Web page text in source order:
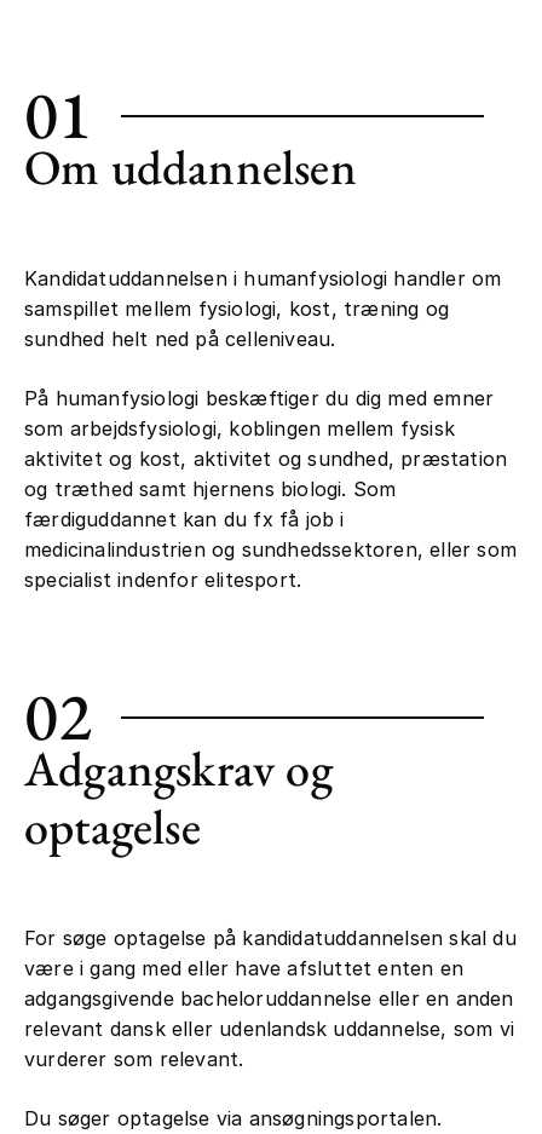
01
Om uddannelsen
Kandidatuddannelsen i humanfysiologi handler om
samspillet mellem fysiologi, kost, træning og
sundhed helt ned på celleniveau.
På humanfysiologi beskæftiger du dig med emner
som arbejdsfysiologi, koblingen mellem fysisk
aktivitet og kost, aktivitet og sundhed, præstation
og træthed samt hjernens biologi. Som
færdiguddannet kan du fx få job i
medicinalindustrien og sundhedssektoren, eller som
specialist indenfor elitesport.
02
Adgangskrav og
optagelse
For søge optagelse på kandidatuddannelsen skal du
være i gang med eller have afsluttet enten en
adgangsgivende bacheloruddannelse eller en anden
relevant dansk eller udenlandsk uddannelse, som vi
vurderer som relevant.
Du søger optagelse via ansøgningsportalen.